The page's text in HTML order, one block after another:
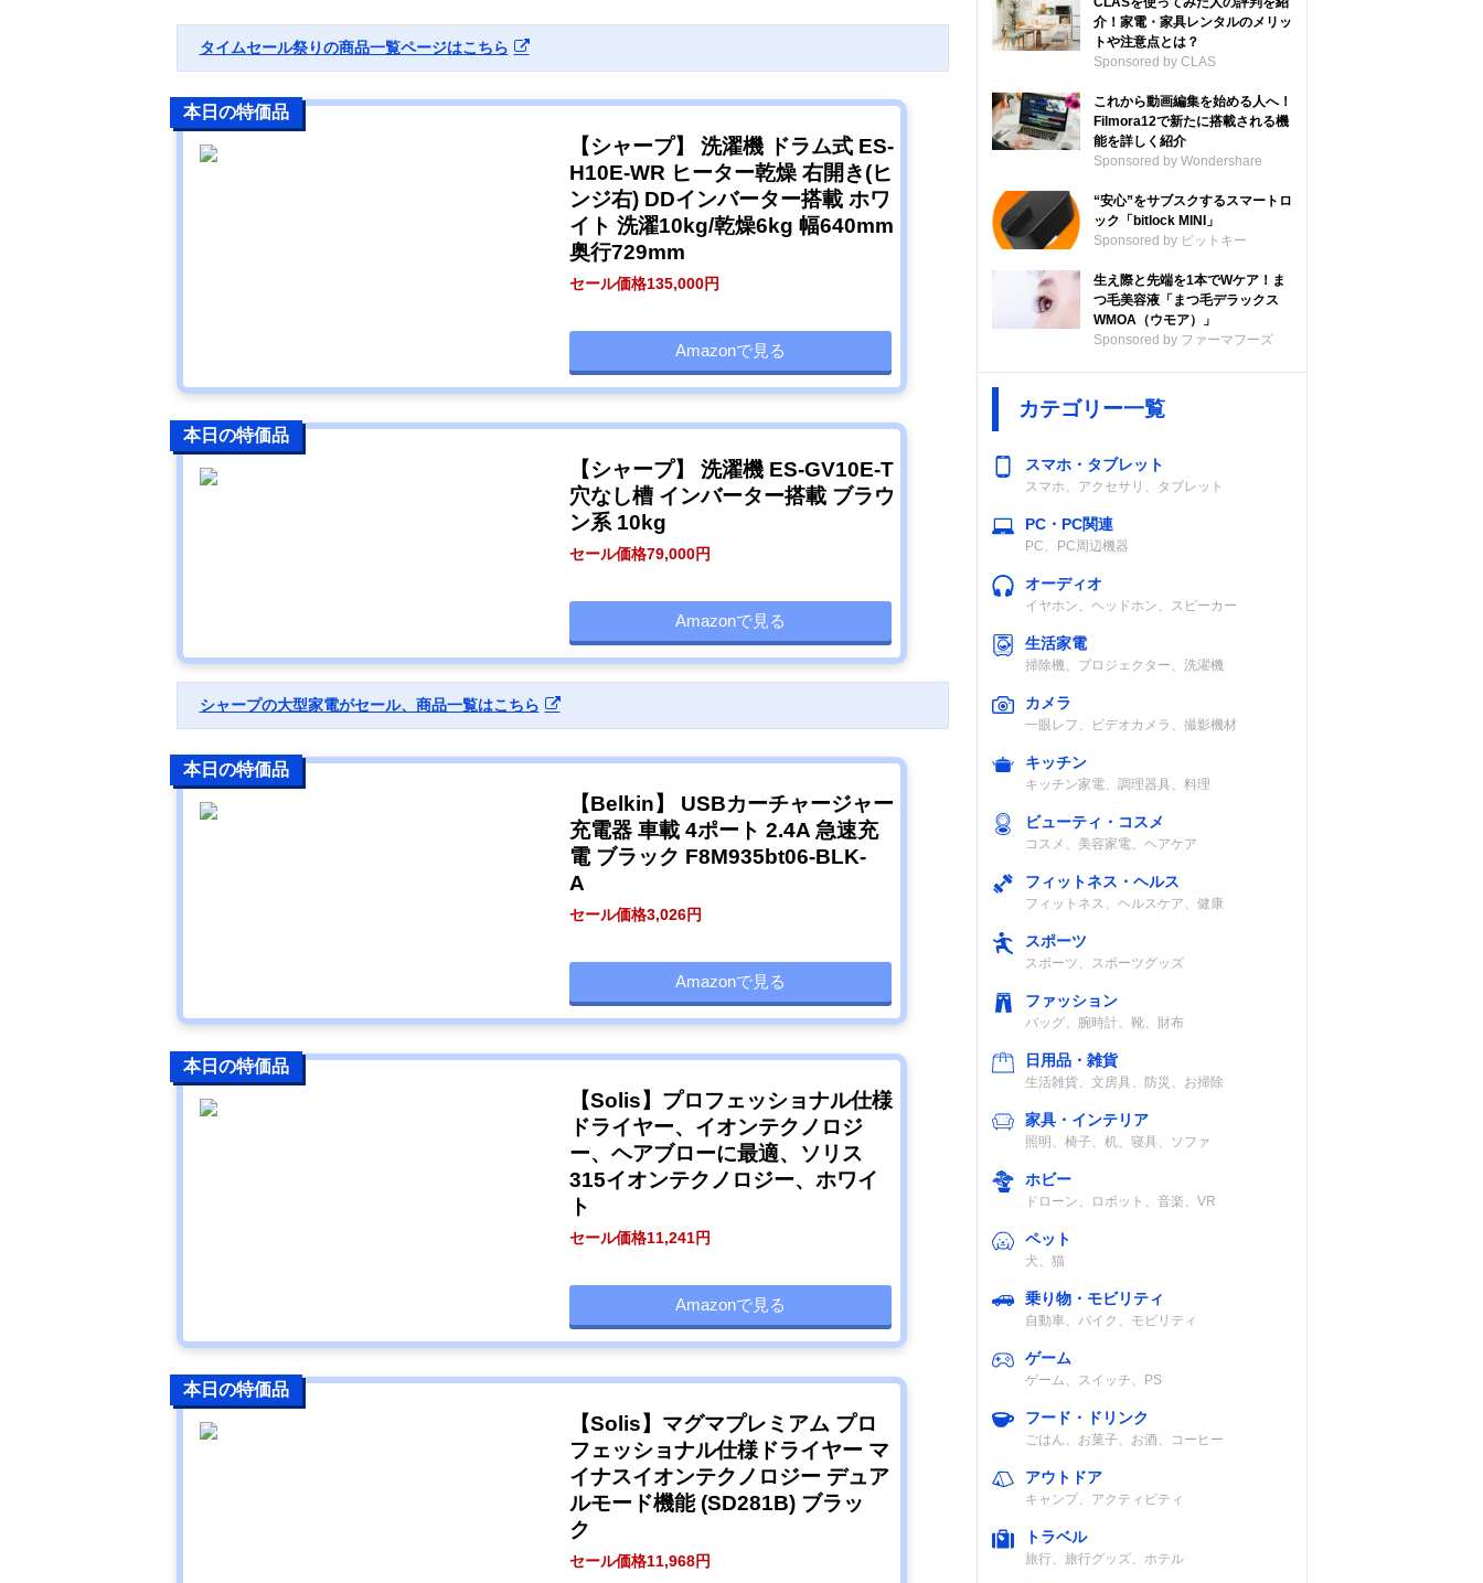
タイムセール祭りの商品一覧ページはこちら
本日の特価品
【シャープ】 洗濯機 ドラム式 ES-
H10E-WR ヒーター乾燥 右開き(ヒ
ンジ右) DDインバーター搭載 ホワ
イト 洗濯10kg/乾燥6kg 幅640mm
奥行729mm
セール価格135,000円
Amazonで見る
本日の特価品
【シャープ】 洗濯機 ES-GV10E-T
穴なし槽 インバーター搭載 ブラウ
ン系 10kg
セール価格79,000円
Amazonで見る
シャープの大型家電がセール、商品一覧はこちら
本日の特価品
【Belkin】 USBカーチャージャー
充電器 車載 4ポート 2.4A 急速充
電 ブラック F8M935bt06-BLK-
A
セール価格3,026円
Amazonで見る
本日の特価品
【Solis】プロフェッショナル仕様
ドライヤー、イオンテクノロジ
ー、ヘアブローに最適、ソリス
315イオンテクノロジー、ホワイ
ト
セール価格11,241円
Amazonで見る
本日の特価品
【Solis】マグマプレミアム プロ
フェッショナル仕様ドライヤー マ
イナスイオンテクノロジー デュア
ルモード機能 (SD281B) ブラッ
ク
セール価格11,968円
介！家電・家具レンタルのメリッ
トや注意点とは？
Sponsored by CLAS
これから動画編集を始める人へ！
Filmora12で新たに搭載される機
能を詳しく紹介
Sponsored by Wondershare
“安心”をサブスクするスマートロ
ック「bitlock MINI」
Sponsored by ビットキー
生え際と先端を1本でWケア！ま
つ毛美容液「まつ毛デラックス
WMOA（ウモア）」
Sponsored by ファーマフーズ
カテゴリー一覧
スマホ・タブレット
スマホ、アクセサリ、タブレット
PC・PC関連
PC、PC周辺機器
オーディオ
イヤホン、ヘッドホン、スピーカー
生活家電
掃除機、プロジェクター、洗濯機
カメラ
一眼レフ、ビデオカメラ、撮影機材
キッチン
キッチン家電、調理器具、料理
ビューティ・コスメ
コスメ、美容家電、ヘアケア
フィットネス・ヘルス
フィットネス、ヘルスケア、健康
スポーツ
スポーツ、スポーツグッズ
ファッション
バッグ、腕時計、靴、財布
日用品・雑貨
生活雑貨、文房具、防災、お掃除
家具・インテリア
照明、椅子、机、寝具、ソファ
ホビー
ドローン、ロボット、音楽、VR
ペット
犬、猫
乗り物・モビリティ
自動車、バイク、モビリティ
ゲーム
ゲーム、スイッチ、PS
フード・ドリンク
ごはん、お菓子、お酒、コーヒー
アウトドア
キャンプ、アクティビティ
トラベル
旅行、旅行グッズ、ホテル